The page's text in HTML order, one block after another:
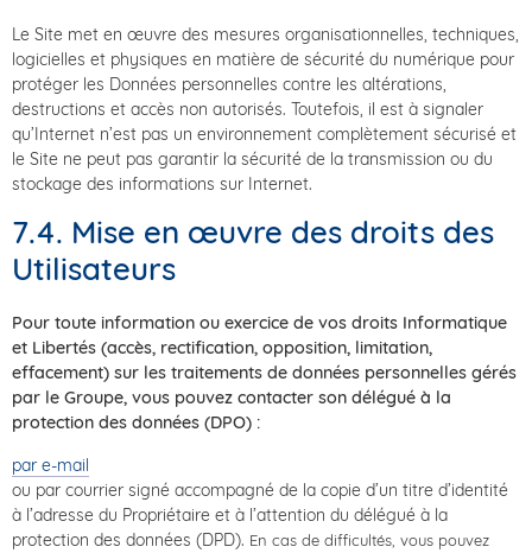
Le Site met en œuvre des mesures organisationnelles, techniques,
logicielles et physiques en matière de sécurité du numérique pour
protéger les Données personnelles contre les altérations,
destructions et accès non autorisés. Toutefois, il est à signaler
qu’Internet n’est pas un environnement complètement sécurisé et
le Site ne peut pas garantir la sécurité de la transmission ou du
stockage des informations sur Internet.
7.4. Mise en œuvre des droits des
Utilisateurs
Pour toute information ou exercice de vos droits Informatique
et Libertés (accès, rectification, opposition, limitation,
effacement) sur les traitements de données personnelles gérés
par le Groupe, vous pouvez contacter son délégué à la
protection des données (DPO) :
par e-mail
ou par courrier signé accompagné de la copie d’un titre d’identité
à l’adresse du Propriétaire et à l’attention du délégué à la
protection des données (DPD). En cas de difficultés, vous pouvez